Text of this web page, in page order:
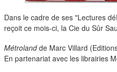
Dans le cadre de ses "Lectures
reçoit ce mois-ci, la Cie du Sûr
Métrolandde Marc Villard
En partenariat avec les librairies